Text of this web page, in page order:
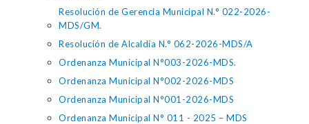
Resolución de Gerencia Municipal N.° 022-2026-
MDS/GM.
Resolución de Alcaldía N.° 062-2026-MDS/A
Ordenanza Municipal N°003-2026-MDS.
Ordenanza Municipal N°002-2026-MDS
Ordenanza Municipal N°001-2026-MDS
Ordenanza Municipal N° 011 - 2025 – MDS